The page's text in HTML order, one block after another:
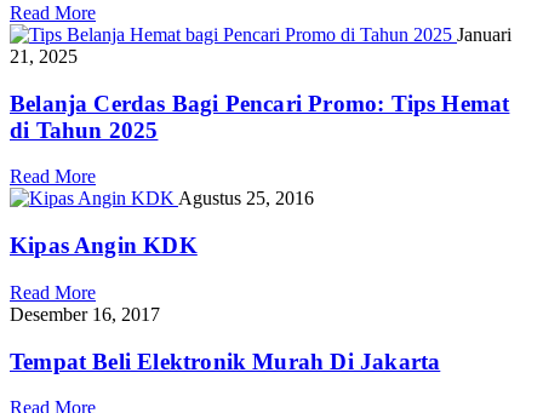
Read More
Januari
21, 2025
Belanja Cerdas Bagi Pencari Promo: Tips Hemat
di Tahun 2025
Read More
Agustus 25, 2016
Kipas Angin KDK
Read More
Desember 16, 2017
Tempat Beli Elektronik Murah Di Jakarta
Read More